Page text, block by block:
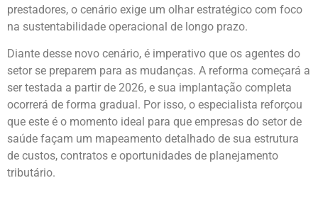
prestadores, o cenário exige um olhar estratégico com foco
na sustentabilidade operacional de longo prazo.
Diante desse novo cenário, é imperativo que os agentes do
setor se preparem para as mudanças. A reforma começará a
ser testada a partir de 2026, e sua implantação completa
ocorrerá de forma gradual. Por isso, o especialista reforçou
que este é o momento ideal para que empresas do setor de
saúde façam um mapeamento detalhado de sua estrutura
de custos, contratos e oportunidades de planejamento
tributário.